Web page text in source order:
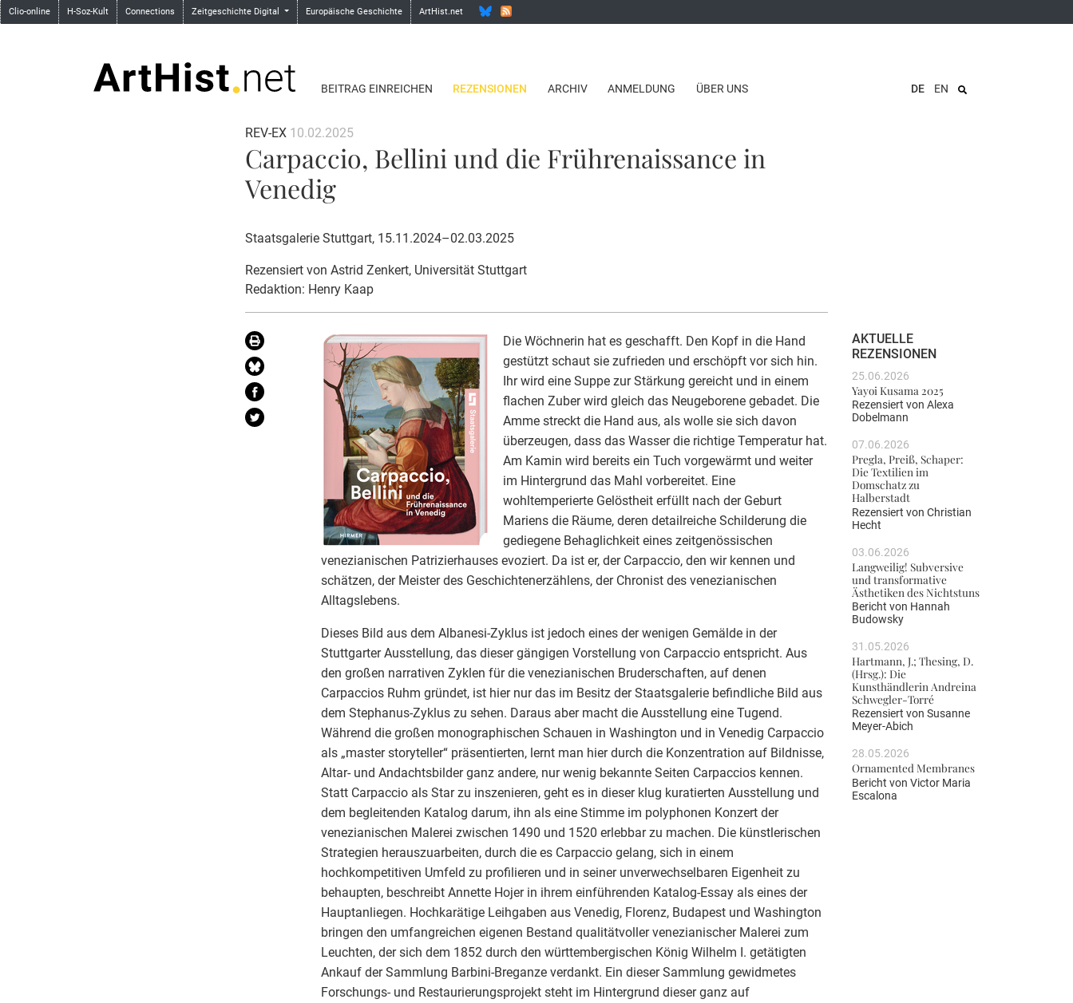
Clio-online H-Soz-Kult Connections Zeitgeschichte Digital Europäische Geschichte ArtHist.net
BEITRAG EINREICHEN REZENSIONEN ARCHIV ANMELDUNG ÜBER UNS DE EN
REV-EX 10.02.2025
Carpaccio, Bellini und die Frührenaissance in
Venedig
Staatsgalerie Stuttgart, 15.11.2024–02.03.2025
Rezensiert von Astrid Zenkert, Universität Stuttgart
Redaktion: Henry Kaap
Die Wöchnerin hat es geschafft. Den Kopf in die Hand
gestützt schaut sie zufrieden und erschöpft vor sich hin.
Ihr wird eine Suppe zur Stärkung gereicht und in einem
flachen Zuber wird gleich das Neugeborene gebadet. Die
Amme streckt die Hand aus, als wolle sie sich davon
überzeugen, dass das Wasser die richtige Temperatur hat.
Am Kamin wird bereits ein Tuch vorgewärmt und weiter
im Hintergrund das Mahl vorbereitet. Eine
wohltemperierte Gelöstheit erfüllt nach der Geburt
Mariens die Räume, deren detailreiche Schilderung die
gediegene Behaglichkeit eines zeitgenössischen
venezianischen Patrizierhauses evoziert. Da ist er, der Carpaccio, den wir kennen und
schätzen, der Meister des Geschichtenerzählens, der Chronist des venezianischen
Alltagslebens.
Dieses Bild aus dem Albanesi-Zyklus ist jedoch eines der wenigen Gemälde in der
Stuttgarter Ausstellung, das dieser gängigen Vorstellung von Carpaccio entspricht. Aus
den großen narrativen Zyklen für die venezianischen Bruderschaften, auf denen
Carpaccios Ruhm gründet, ist hier nur das im Besitz der Staatsgalerie befindliche Bild aus
dem Stephanus-Zyklus zu sehen. Daraus aber macht die Ausstellung eine Tugend.
Während die großen monographischen Schauen in Washington und in Venedig Carpaccio
als „master storyteller“ präsentierten, lernt man hier durch die Konzentration auf Bildnisse,
Altar- und Andachtsbilder ganz andere, nur wenig bekannte Seiten Carpaccios kennen.
Statt Carpaccio als Star zu inszenieren, geht es in dieser klug kuratierten Ausstellung und
dem begleitenden Katalog darum, ihn als eine Stimme im polyphonen Konzert der
venezianischen Malerei zwischen 1490 und 1520 erlebbar zu machen. Die künstlerischen
Strategien herauszuarbeiten, durch die es Carpaccio gelang, sich in einem
hochkompetitiven Umfeld zu profilieren und in seiner unverwechselbaren Eigenheit zu
behaupten, beschreibt Annette Hojer in ihrem einführenden Katalog-Essay als eines der
Hauptanliegen. Hochkarätige Leihgaben aus Venedig, Florenz, Budapest und Washington
bringen den umfangreichen eigenen Bestand qualitätvoller venezianischer Malerei zum
Leuchten, der sich dem 1852 durch den württembergischen König Wilhelm I. getätigten
Ankauf der Sammlung Barbini-Breganze verdankt. Ein dieser Sammlung gewidmetes
Forschungs- und Restaurierungsprojekt steht im Hintergrund dieser ganz auf
AKTUELLE
REZENSIONEN
25.06.2026
Yayoi Kusama 2025
Rezensiert von Alexa
Dobelmann
07.06.2026
Pregla, Preiß, Schaper:
Die Textilien im
Domschatz zu
Halberstadt
Rezensiert von Christian
Hecht
03.06.2026
Langweilig! Subversive
und transformative
Ästhetiken des Nichtstuns
Bericht von Hannah
Budowsky
31.05.2026
Hartmann, J.; Thesing, D.
(Hrsg.): Die
Kunsthändlerin Andreina
Schwegler-Torré
Rezensiert von Susanne
Meyer-Abich
28.05.2026
Ornamented Membranes
Bericht von Victor Maria
Escalona